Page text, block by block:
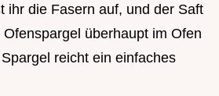
ihr die Fasern auf, und der Saft
überhaupt im Ofen
reicht ein einfaches